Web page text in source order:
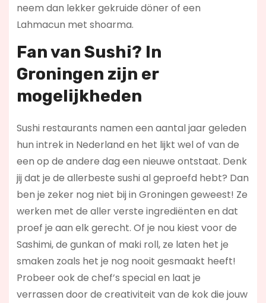
neem dan lekker gekruide döner of een
Lahmacun met shoarma.
Fan van Sushi? In
Groningen zijn er
mogelijkheden
Sushi restaurants namen een aantal jaar geleden
hun intrek in Nederland en het lijkt wel of van de
een op de andere dag een nieuwe ontstaat. Denk
jij dat je de allerbeste sushi al geproefd hebt? Dan
ben je zeker nog niet bij in Groningen geweest! Ze
werken met de aller verste ingrediënten en dat
proef je aan elk gerecht. Of je nou kiest voor de
Sashimi, de gunkan of maki roll, ze laten het je
smaken zoals het je nog nooit gesmaakt heeft!
Probeer ook de chef’s special en laat je
verrassen door de creativiteit van de kok die jouw